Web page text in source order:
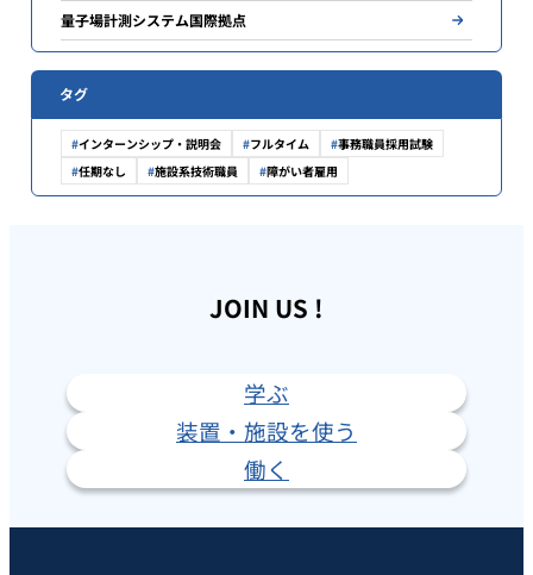
量子場計測システム国際拠点
タグ
インターンシップ・説明会 フルタイム
事務職員採用試験
任期なし
施設系技術職員 障がい者雇用
JOIN US !
学ぶ
装置・施設を使う
働く